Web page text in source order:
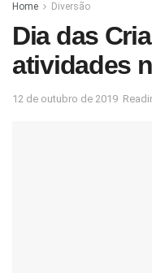
Home Diversão
Dia das
atividades
12 de outubro de 2019